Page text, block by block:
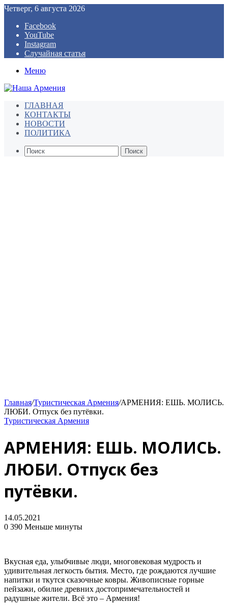
Четверг, 6 августа 2026
Facebook
YouTube
Instagram
Случайная статья
Меню
ГЛАВНАЯ
КОНТАКТЫ
НОВОСТИ
ПОЛИТИКА
Поиск
Главная/Туристическая Армения/АРМЕНИЯ: ЕШЬ. МОЛИСЬ.
ЛЮБИ. Отпуск без путёвки.
Туристическая Армения
АРМЕНИЯ: ЕШЬ. МОЛИСЬ.
ЛЮБИ. Отпуск без
путёвки.
14.05.2021
0 390 Меньше минуты
Вкусная еда, улыбчивые люди, многовековая мудрость и
удивительная легкость бытия. Место, где рождаются лучшие
напитки и ткутся сказочные ковры. Живописные горные
пейзажи, обилие древних достопримечательностей и
радушные жители. Всё это – Армения!